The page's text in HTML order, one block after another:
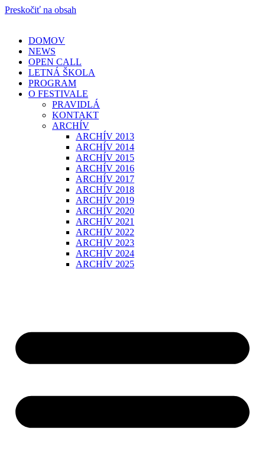
Preskočiť na obsah
DOMOV
NEWS
OPEN CALL
LETNÁ ŠKOLA
PROGRAM
O FESTIVALE
PRAVIDLÁ
KONTAKT
ARCHÍV
ARCHÍV 2013
ARCHÍV 2014
ARCHÍV 2015
ARCHÍV 2016
ARCHÍV 2017
ARCHÍV 2018
ARCHÍV 2019
ARCHÍV 2020
ARCHÍV 2021
ARCHÍV 2022
ARCHÍV 2023
ARCHÍV 2024
ARCHÍV 2025